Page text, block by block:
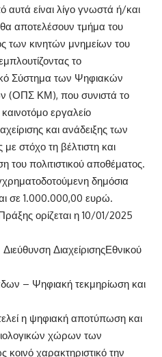
είναι λίγο γνωστά ή/και
αποτελέσουν τμήμα του
των κινητών μνημείων του
το
ό Σύστημα των Ψηφιακών
(ΟΠΣ ΚΜ), που συνιστά το
εργαλείο
και ανάδειξης των
στόχο τη βέλτιστη και
του πολιτιστικού αποθέματος.
ύμενη δημόσια
σε 1.000.000,00 ευρώ.
άξης ορίζεται η 10/01/2025
Διεύθυνση ΔιαχείρισηςΕθνικού
– Ψηφιακή τεκμηρίωση και
η ψηφιακή αποτύπωση και
χώρων των
χαρακτηριστικό την